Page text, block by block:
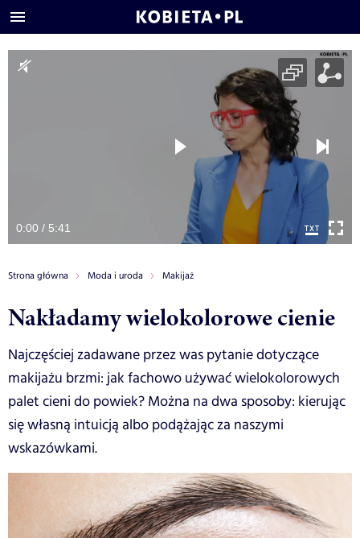
0:00 / 5:41
Strona główna Moda i uroda Makijaż
Nakładamy wielokolorowe cienie
Najczęściej zadawane przez was pytanie dotyczące
makijażu brzmi: jak fachowo używać wielokolorowych
palet cieni do powiek? Można na dwa sposoby: kierując
się własną intuicją albo podążając za naszymi
wskazówkami.